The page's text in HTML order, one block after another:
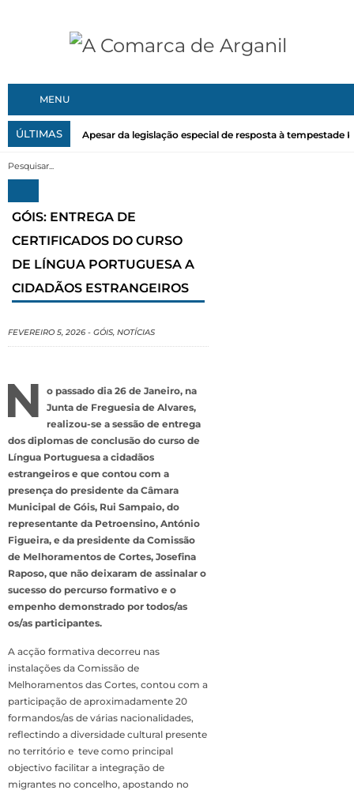
MENU
ÚLTIMAS Apesar da legislação especial de resposta à tempestade
GÓIS: ENTREGA DE
CERTIFICADOS DO CURSO
DE LÍNGUA PORTUGUESA A
CIDADÃOS ESTRANGEIROS
FEVEREIRO 5, 2026 - GÓIS, NOTÍCIAS
N
o passado dia 26 de Janeiro, na
Junta de Freguesia de Alvares,
realizou-se a sessão de entrega
dos diplomas de conclusão do curso de
Língua Portuguesa a cidadãos
estrangeiros e que contou com a
presença do presidente da Câmara
Municipal de Góis, Rui Sampaio, do
representante da Petroensino, António
Figueira, e da presidente da Comissão
de Melhoramentos de Cortes, Josefina
Raposo, que não deixaram de assinalar o
sucesso do percurso formativo e o
empenho demonstrado por todos/as
os/as participantes.
A acção formativa decorreu nas
instalações da Comissão de
Melhoramentos das Cortes, contou com a
participação de aproximadamente 20
formandos/as de várias nacionalidades,
reflectindo a diversidade cultural presente
no território e teve como principal
objectivo facilitar a integração de
migrantes no concelho, apostando no